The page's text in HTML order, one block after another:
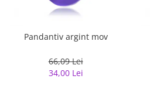
Pandantiv argint mov
66,09 Lei
34,00 Lei